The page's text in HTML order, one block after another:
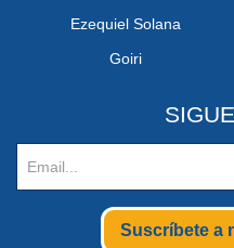
Ezequiel Solana
Goiri
Suscríbete a